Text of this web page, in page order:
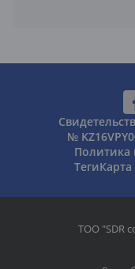
№
Политика
ТегиКарта
ТОО "SDR